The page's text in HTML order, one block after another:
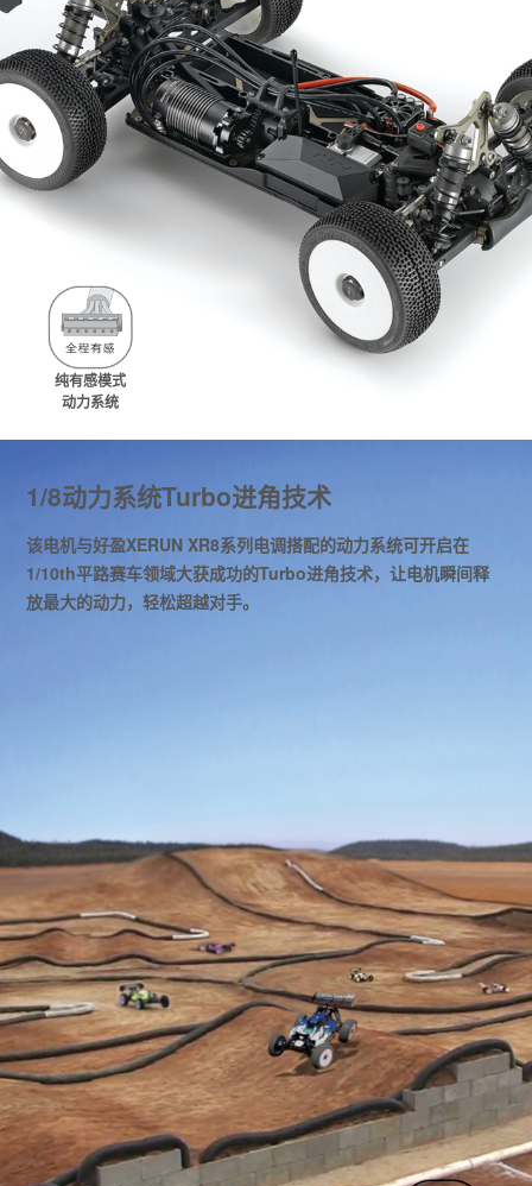
纯有感模式
动力系统
1/8动力系统Turbo进角技术
该电机与好盈XERUN XR8系列电调搭配的动力系统可开启在
1/10th平路赛车领域大获成功的Turbo进角技术，让电机瞬间释
放最大的动力，轻松超越对手。